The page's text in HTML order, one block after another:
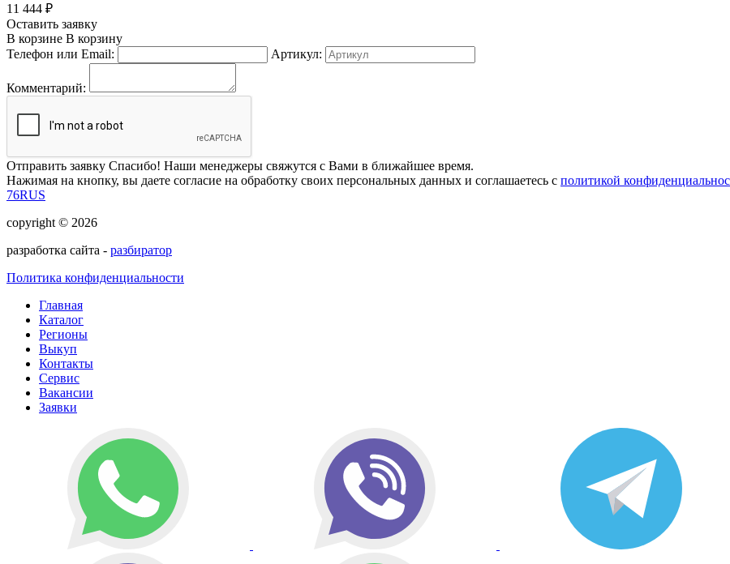
11 444 ₽
Оставить заявку
В корзине В корзину
Телефон или Email:
Артикул:
Комментарий:
Отправить заявку Спасибо! Наши менеджеры свяжутся с Вами в ближайшее время.
Нажимая на кнопку, вы даете согласие на обработку своих персональных данных и соглашаетесь с политикой
76RUS
copyright © 2026
разработка сайта - разбиратор
Политика конфиденциальности
Главная
Каталог
Регионы
Выкуп
Контакты
Сервис
Вакансии
Заявки